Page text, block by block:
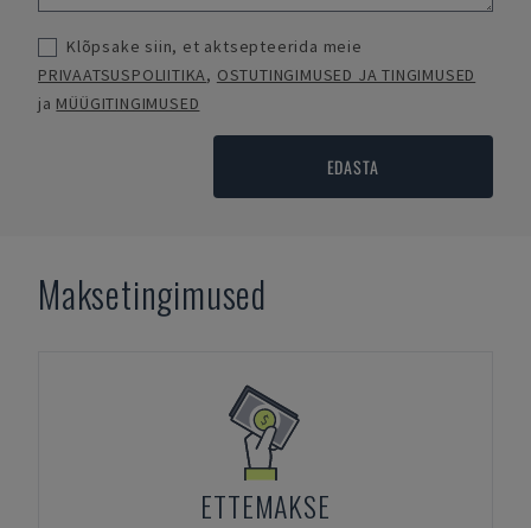
Klõpsake siin, et aktsepteerida meie
PRIVAATSUSPOLIITIKA, OSTUTINGIMUSED JA TINGIMUSED
ja MÜÜGITINGIMUSED
EDASTA
Maksetingimused
ETTEMAKSE